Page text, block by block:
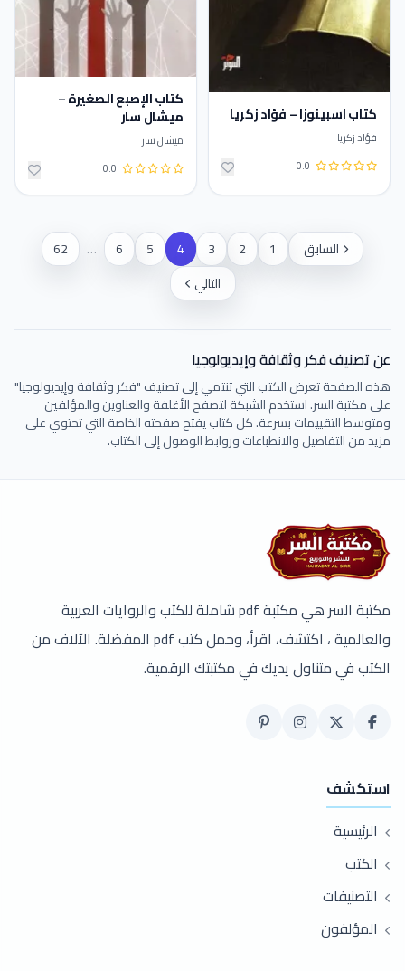
كتاب اسبينوزا – فؤاد زكريا
فؤاد زكريا
0.0
كتاب الإصبع الصغيرة –
ميشال سار
ميشال سار
0.0
السابق 1
2
3
4
5
6
…
62
التالي
عن تصنيف فكر وثقافة وإيديولوجيا
هذه الصفحة تعرض الكتب التي تنتمي إلى تصنيف "فكر وثقافة وإيديولوجيا"
على مكتبة السر. استخدم الشبكة لتصفح الأغلفة والعناوين والمؤلفين
ومتوسط التقييمات بسرعة. كل كتاب يفتح صفحته الخاصة التي تحتوي على
مزيد من التفاصيل والانطباعات وروابط الوصول إلى الكتاب.
مكتبة السر هي مكتبة pdf شاملة للكتب والروايات العربية
والعالمية ، اكتشف، اقرأ، وحمل كتب pdf المفضلة. الآلاف من
الكتب في متناول يديك في مكتبتك الرقمية.
استكشف
الرئيسية
الكتب
التصنيفات
المؤلفون